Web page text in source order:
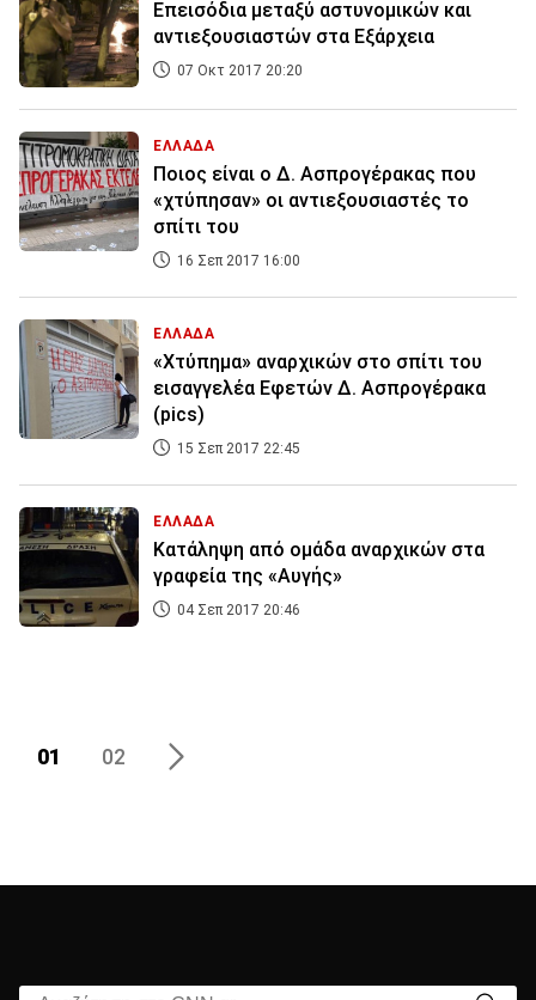
Επεισόδια μεταξύ αστυνομικών και
αντιεξουσιαστών στα Εξάρχεια
07 Οκτ 2017 20:20
ΕΛΛΑΔΑ
Ποιος είναι ο Δ. Ασπρογέρακας που
«χτύπησαν» οι αντιεξουσιαστές το
σπίτι του
16 Σεπ 2017 16:00
ΕΛΛΑΔΑ
«Χτύπημα» αναρχικών στο σπίτι του
εισαγγελέα Εφετών Δ. Ασπρογέρακα
(pics)
15 Σεπ 2017 22:45
ΕΛΛΑΔΑ
Κατάληψη από ομάδα αναρχικών στα
γραφεία της «Αυγής»
04 Σεπ 2017 20:46
01 02